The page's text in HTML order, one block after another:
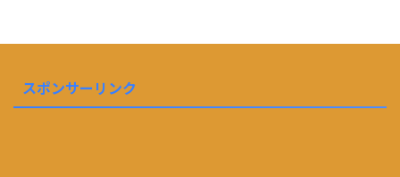
スポンサーリンク